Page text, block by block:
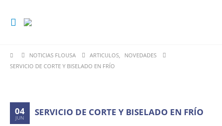
NOTICIAS FLOUSA ARTICULOS,
NOVEDADES
SERVICIO DE CORTE Y BISELADO EN FRÍO
04
JUN SERVICIO DE CORTE Y BISELADO EN FRÍO